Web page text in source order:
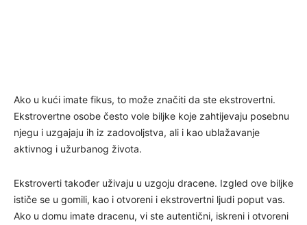
Ako u kući imate fikus, to može značiti da ste ekstrovertni.
Ekstrovertne osobe često vole biljke koje zahtijevaju posebnu
njegu i uzgajaju ih iz zadovoljstva, ali i kao ublažavanje
aktivnog i užurbanog života.
Ekstroverti također uživaju u uzgoju dracene. Izgled ove biljke
ističe se u gomili, kao i otvoreni i ekstrovertni ljudi poput vas.
Ako u domu imate dracenu, vi ste autentični, iskreni i otvoreni